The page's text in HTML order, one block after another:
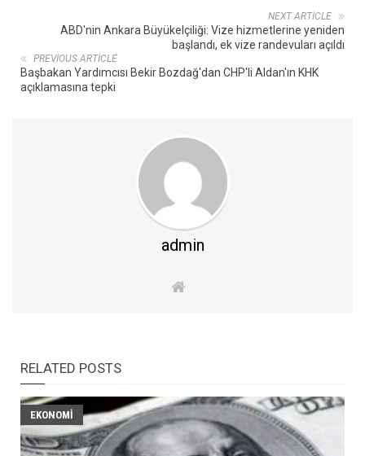
NEXT ARTICLE
ABD'nin Ankara Büyükelçiliği: Vize hizmetlerine yeniden
başlandı, ek vize randevuları açıldı
PREVIOUS ARTICLE
Başbakan Yardımcısı Bekir Bozdağ'dan CHP'li Aldan'ın KHK
açıklamasına tepki
admin
RELATED POSTS
EKONOMI